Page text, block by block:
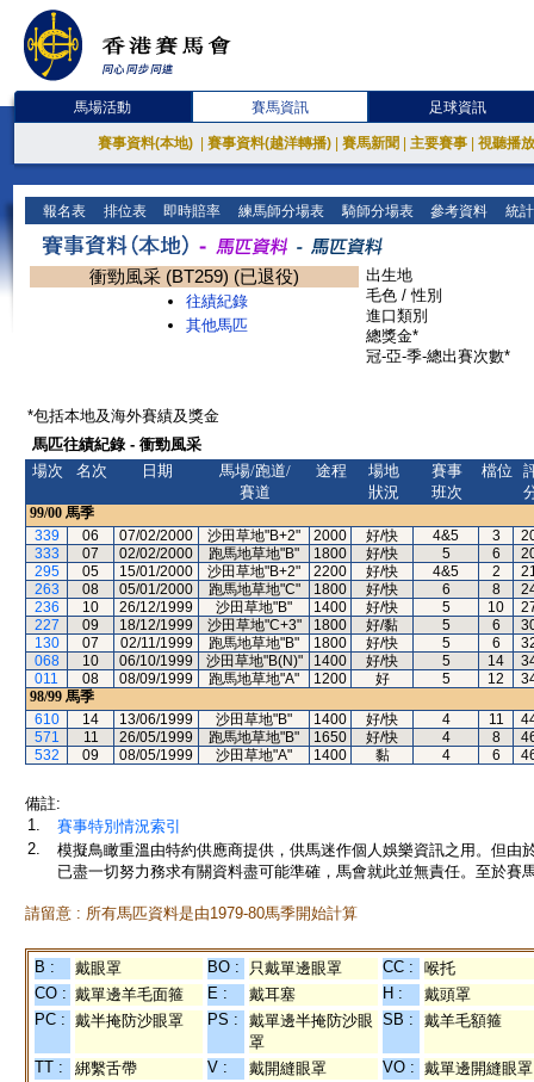
馬場活動 賽馬資訊 足球資訊
賽事資料(本地) 賽事資料(越洋轉播) 賽馬新聞 主要賽事 視聽播
報名表 排位表 即時賠率 練馬師分場表 騎師分場表 參考資料 統
衝勁風采 (BT259) (已退役)
往績紀錄
其他馬匹
出生地
毛色 / 性別
進口類別
總獎金*
冠-亞-季-總出賽次數*
*包括本地及海外賽績及獎金
馬匹往績紀錄 - 衝勁風采
場次
名次 日期
馬場/跑道/
賽道
途程
場地
狀況
賽事
班次
檔位
99/00 馬季
339
06 07/02/2000 沙田草地"B+2" 2000 好/快 4&5 3
333
07 02/02/2000 跑馬地草地"B" 1800 好/快 5 6
295
05 15/01/2000 沙田草地"B+2" 2200 好/快 4&5 2
263
08 05/01/2000 跑馬地草地"C" 1800 好/快 6 8
236
10 26/12/1999 沙田草地"B" 1400 好/快 5 10
227
09 18/12/1999 沙田草地"C+3" 1800 好/黏 5 6
130
07 02/11/1999 跑馬地草地"B" 1800 好/快 5 6
068
10 06/10/1999 沙田草地"B(N)" 1400 好/快 5 14
011
08 08/09/1999 跑馬地草地"A" 1200 好 5 12
98/99 馬季
610
14 13/06/1999 沙田草地"B" 1400 好/快 4 11
571
11 26/05/1999 跑馬地草地"B" 1650 好/快 4 8
532
09 08/05/1999 沙田草地"A" 1400 黏 4 6
備註:
1.
賽事特別情況索引
2.
模擬鳥瞰重溫由特約供應商提供，供馬迷作個人娛樂資訊之用。但
已盡一切努力務求有關資料盡可能準確，馬會就此並無責任。至於賽
請留意 : 所有馬匹資料是由1979-80馬季開始計算
B : 戴眼罩 BO : 只戴單邊眼罩 CC :
喉托
CO : 戴單邊羊毛面箍 E : 戴耳塞 H :
戴頭罩
PC : 戴半掩防沙眼罩 PS :
戴單邊半掩防沙眼
罩
SB : 戴羊毛額箍
TT : 綁繫舌帶 V : 戴開縫眼罩 VO : 戴單邊開縫眼罩